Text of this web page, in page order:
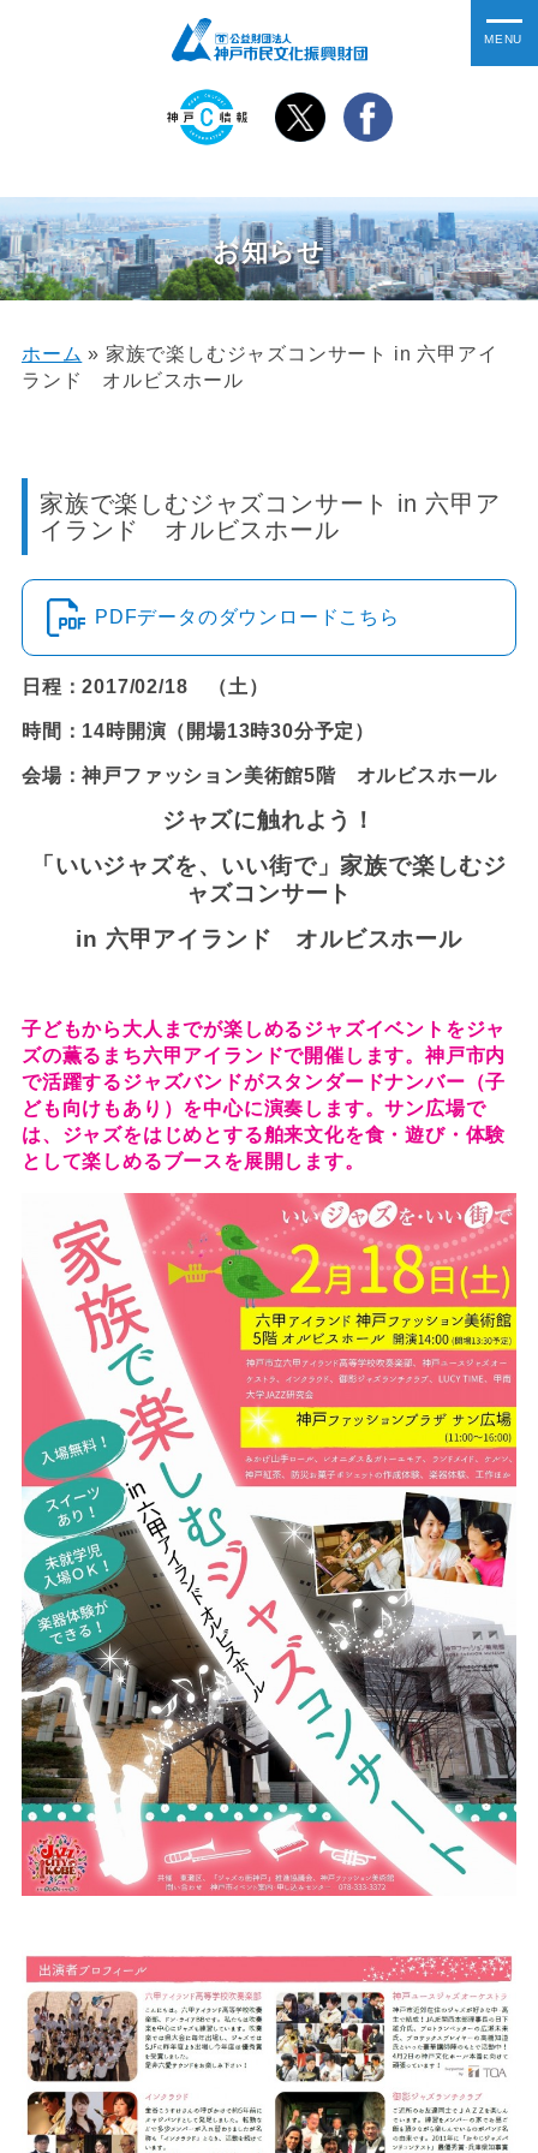
お知らせ
ホーム » 家族で楽しむジャズコンサート in 六甲アイ
ランド オルビスホール
家族で楽しむジャズコンサート in 六甲ア
イランド オルビスホール
PDFデータのダウンロードこちら
日程：2017/02/18 （土）
時間：14時開演（開場13時30分予定）
会場：神戸ファッション美術館5階 オルビスホール
ジャズに触れよう！
「いいジャズを、いい街で」家族で楽しむジ
ャズコンサート
in 六甲アイランド オルビスホール
子どもから大人までが楽しめるジャズイベントをジャ
ズの薫るまち六甲アイランドで開催します。神戸市内
で活躍するジャズバンドがスタンダードナンバー（子
ども向けもあり）を中心に演奏します。サン広場で
は、ジャズをはじめとする舶来文化を食・遊び・体験
として楽しめるブースを展開します。